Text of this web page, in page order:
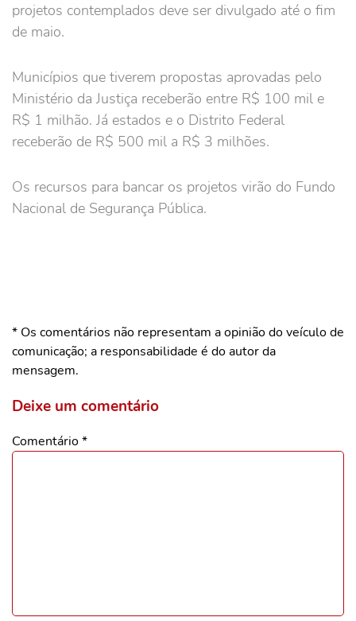
projetos contemplados deve ser divulgado até o fim
de maio.
Municípios que tiverem propostas aprovadas pelo
Ministério da Justiça receberão entre R$ 100 mil e
R$ 1 milhão. Já estados e o Distrito Federal
receberão de R$ 500 mil a R$ 3 milhões.
Os recursos para bancar os projetos virão do Fundo
Nacional de Segurança Pública.
* Os comentários não representam a opinião do veículo de
comunicação; a responsabilidade é do autor da
mensagem.
Deixe um comentário
Comentário*